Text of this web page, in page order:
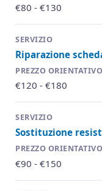
€80 - €130
Riparazione
€120 - €180
Sostituzione
€90 - €150